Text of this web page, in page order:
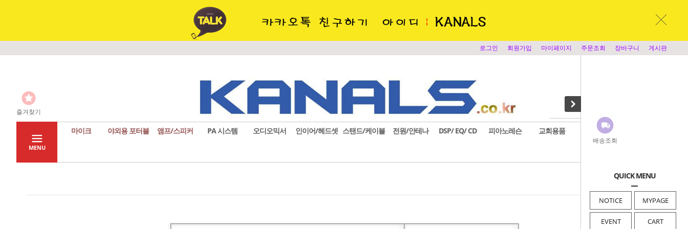
배송조회
QUICK MENU
NOTICE MYPAGE
EVENT CART
로그인 회원가입 마이페이지 주문조회 장바구니 게시판
즐겨찾기
MENU
마이크 야외용 포터블 앰프/스피커 PA 시스템 오디오믹서 인이어/헤드셋 스탠드/케이블 전원/안테나 DSP/ EQ/ CD 피아노레슨 교회용품 앰프시스템
> 회원서비스 > login